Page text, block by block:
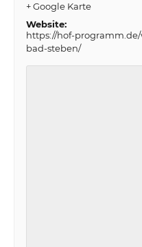
+ Google Karte
Website:
https://hof-
bad-steben/